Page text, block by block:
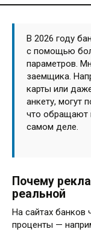
В 2026 году
с помощью
параметров.
заемщика.
карты или
анкету, могут
что обращают
самом деле.
Почему
реальной
На сайтах банков
проценты —